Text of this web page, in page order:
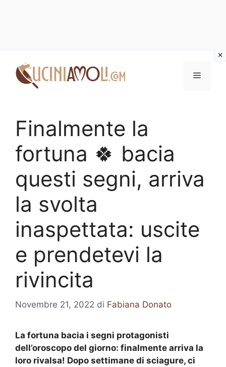
contenuto
Menu
Finalmente la
fortuna 🍀 bacia
questi segni, arriva
la svolta
inaspettata: uscite
e prendetevi la
rivincita
Novembre 21, 2022 di Fabiana Donato
La fortuna bacia i segni protagonisti
dell’oroscopo del giorno: finalmente arriva la
loro rivalsa! Dopo settimane di sciagure, ci